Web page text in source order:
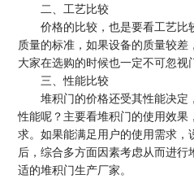
二、工艺比较
价格的比较，也是要看工艺
质量的标准，如果设备的质量较差
大家在选购的时候也一定不可忽视
三、性能比较
堆积门的价格还受其性能决定
性能呢？主要看堆积门的使用效
求。如果能满足用户的使用需求，
后，综合多方面因素考虑从而进
适的堆积门生产厂家。